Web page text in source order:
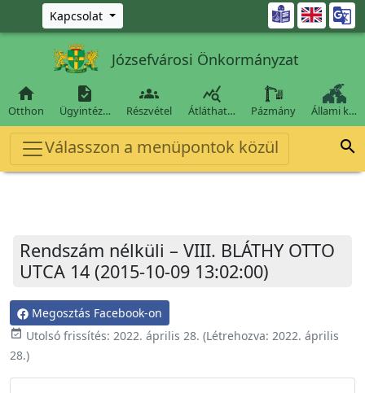
Ugrás a fő tartalomra
Kapcsolat 
Józsefvárosi Önkormányzat

Otthon

Ügyintéz…

Részvétel

Átláthat… Pázmány Állami k…
Válasszon a menüpontok közül 
Rendszám nélküli – VIII. BLÁTHY OTTO
UTCA 14 (2015-10-09 13:02:00)
Megosztás Facebook-on
event_available Utolsó frissítés: 2022. április 28. (Létrehozva: 2022. április
28.)